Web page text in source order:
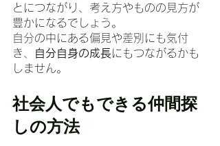
とにつながり、考え方やものの見方が
豊かになるでしょう。
自分の中にある偏見や差別にも気付
き、
自分自身の成長にもつながるかも
しません。
社会人でもできる仲間探
しの方法